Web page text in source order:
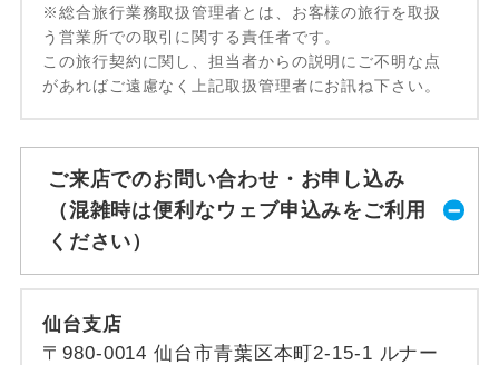
※総合旅行業務取扱管理者とは、お客様の旅行を取扱
う営業所での取引に関する責任者です。
この旅行契約に関し、担当者からの説明にご不明な点
があればご遠慮なく上記取扱管理者にお訊ね下さい。
ご来店でのお問い合わせ・お申し込み
（混雑時は便利なウェブ申込みをご利用
ください）
仙台支店
〒980-0014 仙台市青葉区本町2-15-1 ルナー